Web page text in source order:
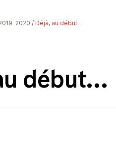
2020 /Déjà, au début…
début…